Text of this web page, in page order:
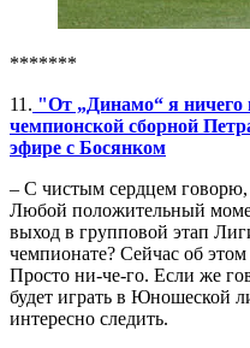
*******
11. "От „Динамо“ я
чемпионской сборной
эфире с Босянком
– С чистым сердцем
Любой положительный
выход в групповой этап
чемпионате? Сейчас об
Просто ни-че-го. Если же
будет играть в Юношеской
интересно следить.